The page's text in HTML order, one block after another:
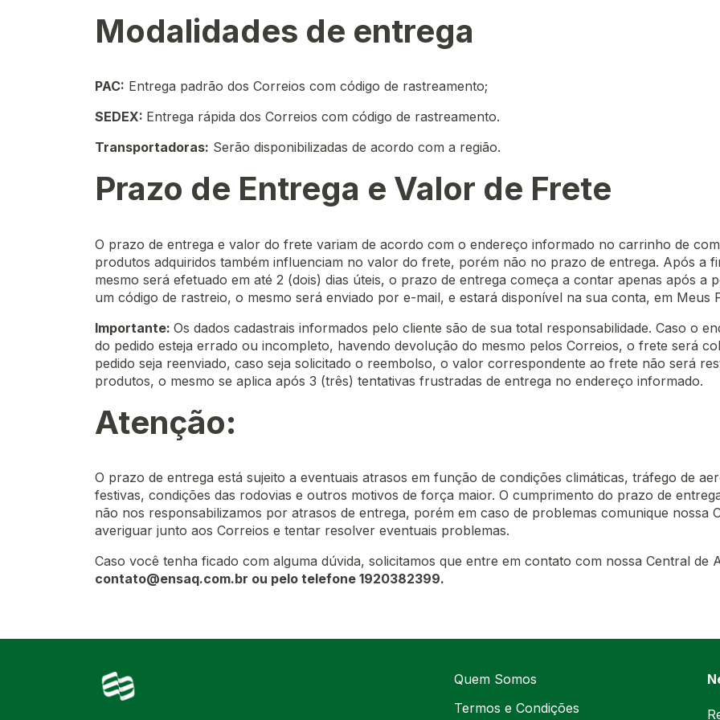
Modalidades de entrega
PAC: Entrega padrão dos Correios com código de rastreamento;
SEDEX: Entrega rápida dos Correios com código de rastreamento.
Transportadoras: Serão disponibilizadas de acordo com a região.
Prazo de Entrega e Valor de Frete
O prazo de entrega e valor do frete variam de acordo com o endereço informado no carrinho de
produtos adquiridos também influenciam no valor do frete, porém não no prazo de entrega. Após a
mesmo será efetuado em até 2 (dois) dias úteis, o prazo de entrega começa a contar apenas após a
um código de rastreio, o mesmo será enviado por e-mail, e estará disponível na sua conta, em Meus
Importante: Os dados cadastrais informados pelo cliente são de sua total responsabilidade. Caso o
do pedido esteja errado ou incompleto, havendo devolução do mesmo pelos Correios, o frete será
pedido seja reenviado, caso seja solicitado o reembolso, o valor correspondente ao frete não será
produtos, o mesmo se aplica após 3 (três) tentativas frustradas de entrega no endereço informado.
Atenção:
O prazo de entrega está sujeito a eventuais atrasos em função de condições climáticas, tráfego de
festivas, condições das rodovias e outros motivos de força maior. O cumprimento do prazo de
não nos responsabilizamos por atrasos de entrega, porém em caso de problemas comunique nossa
averiguar junto aos Correios e tentar resolver eventuais problemas.
Caso você tenha ficado com alguma dúvida, solicitamos que entre em contato com nossa Central de
contato@ensaq.com.br ou pelo telefone 1920382399.
Quem Somos
Termos e Condições